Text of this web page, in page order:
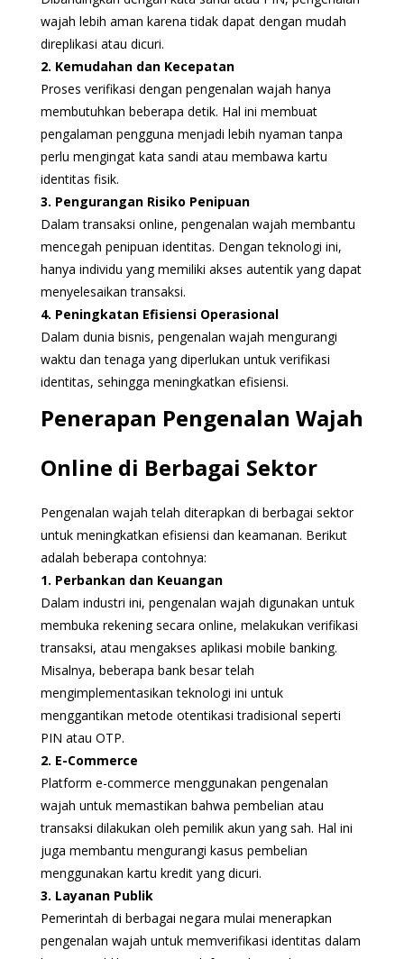
wajah lebih aman karena tidak dapat dengan mudah
direplikasi atau dicuri.
2. Kemudahan dan Kecepatan
Proses verifikasi dengan pengenalan wajah hanya
membutuhkan beberapa detik. Hal ini membuat
pengalaman pengguna menjadi lebih nyaman tanpa
perlu mengingat kata sandi atau membawa kartu
identitas fisik.
3. Pengurangan Risiko Penipuan
Dalam transaksi online, pengenalan wajah membantu
mencegah penipuan identitas. Dengan teknologi ini,
hanya individu yang memiliki akses autentik yang dapat
menyelesaikan transaksi.
4. Peningkatan Efisiensi Operasional
Dalam dunia bisnis, pengenalan wajah mengurangi
waktu dan tenaga yang diperlukan untuk verifikasi
identitas, sehingga meningkatkan efisiensi.
Penerapan Pengenalan Wajah
Online di Berbagai Sektor
Pengenalan wajah telah diterapkan di berbagai sektor
untuk meningkatkan efisiensi dan keamanan. Berikut
adalah beberapa contohnya:
1. Perbankan dan Keuangan
Dalam industri ini, pengenalan wajah digunakan untuk
membuka rekening secara online, melakukan verifikasi
transaksi, atau mengakses aplikasi mobile banking.
Misalnya, beberapa bank besar telah
mengimplementasikan teknologi ini untuk
menggantikan metode otentikasi tradisional seperti
PIN atau OTP.
2. E-Commerce
Platform e-commerce menggunakan pengenalan
wajah untuk memastikan bahwa pembelian atau
transaksi dilakukan oleh pemilik akun yang sah. Hal ini
juga membantu mengurangi kasus pembelian
menggunakan kartu kredit yang dicuri.
3. Layanan Publik
Pemerintah di berbagai negara mulai menerapkan
pengenalan wajah untuk memverifikasi identitas dalam